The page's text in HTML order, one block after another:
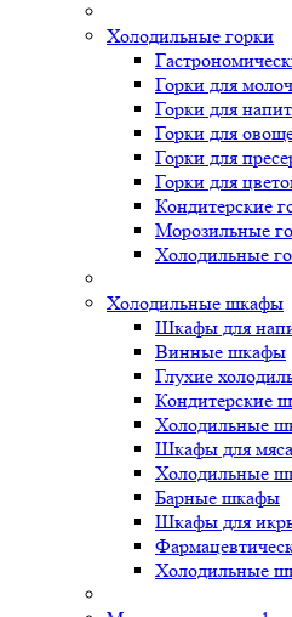
Холодильные горки
Горки для
Горки для
Горки для
Горки для
Горки для
Кондитерские
Морозильные
Холодильные
Холодильные шкафы
Шкафы для
Винные шкафы
Глухие
Кондитерские
Холодильные
Шкафы для мяса
Холодильные
Барные шкафы
Шкафы для
Холодильные